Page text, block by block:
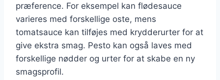
præference. For eksempel kan flødesauce
varieres med forskellige oste, mens
tomatsauce kan tilføjes med krydderurter for at
give ekstra smag. Pesto kan også laves med
forskellige nødder og urter for at skabe en ny
smagsprofil.